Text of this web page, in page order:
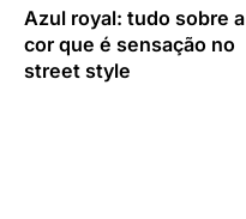
Azul royal: tudo sobre a
cor que é sensação no
street style